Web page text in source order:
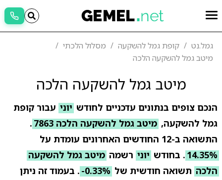
גמל.נט קופת גמל להשקעה
מסלול הלכתי
מיטב גמל להשקעה הלכה
מיטב גמל להשקעה הלכה
הנכם צופים בנתונים עדכניים לחודש יוני עבור קופת
גמל להשקעה, מיטב גמל להשקעה הלכה 7863
.
התשואה ב-12 החודשים האחרונים עומדת על
14.35% . בחודש יוני רשמה מיטב גמל להשקעה
הלכה תשואה חודשית של -0.33% . בעמוד זה ניתן